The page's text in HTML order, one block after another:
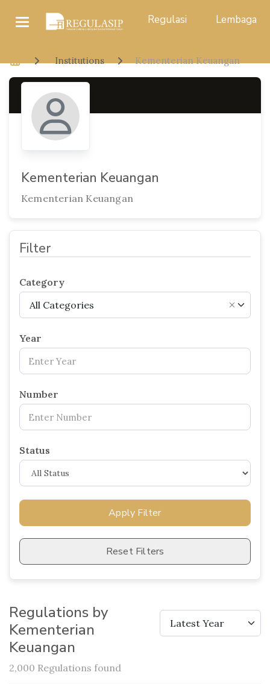
Regulasi Lembaga
Institutions Kementerian Keuangan
Kementerian Keuangan
Kementerian Keuangan
Filter
Category
×
All Categories
Year
Number
Status
Apply Filter
Reset Filters
Regulations by
Kementerian
Keuangan
2,000 Regulations found
Latest Year